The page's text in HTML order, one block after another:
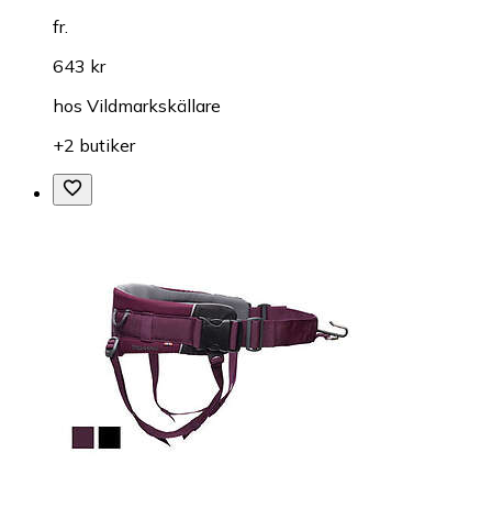
fr.
643 kr
hos Vildmarkskällare
+2 butiker